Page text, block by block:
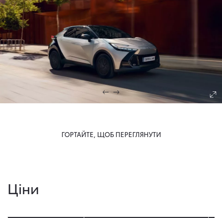
ГОРТАЙТЕ, ЩОБ ПЕРЕГЛЯНУТИ
Ціни